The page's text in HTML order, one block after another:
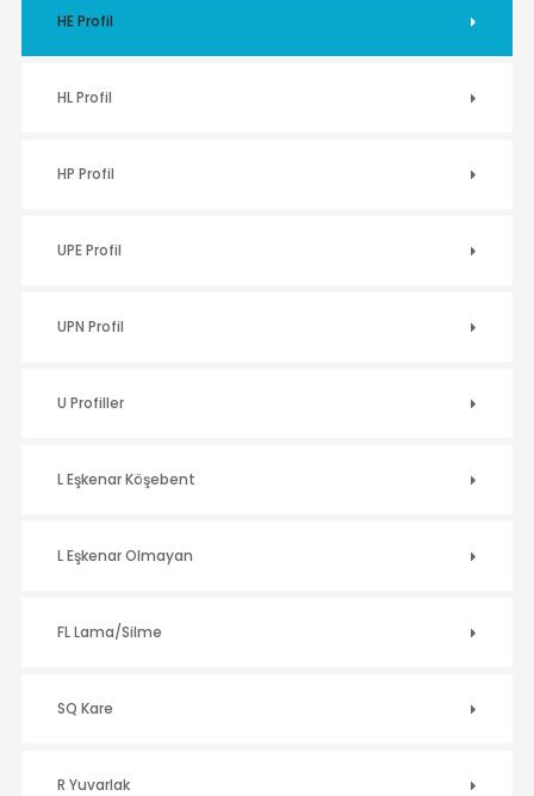
HE Profil
HL Profil
HP Profil
UPE Profil
UPN Profil
U Profiller
L Eşkenar Köşebent
L Eşkenar Olmayan
FL Lama/Silme
SQ Kare
R Yuvarlak